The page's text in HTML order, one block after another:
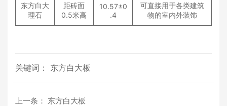
东方白大
理石
距砖面
0.5米高
10.57±0
.4
可直接用于各类建筑
物的室内外装饰
关键词： 东方白大板
上一条： 东方白大板